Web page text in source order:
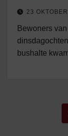
23
Bewoners
bushalte